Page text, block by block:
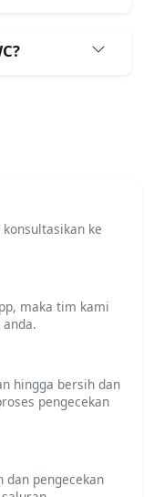
ke
maka tim kami
hingga bersih dan
pengecekan
dan pengecekan